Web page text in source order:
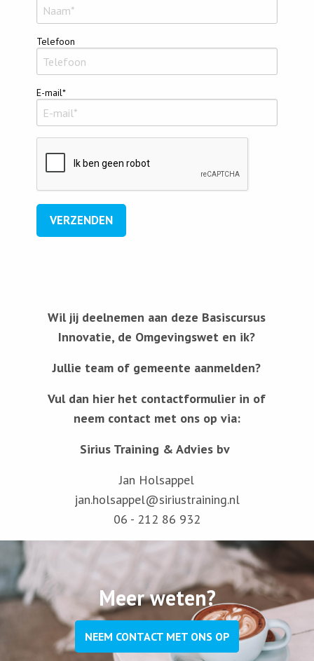
Telefoon
E-mail*
Wil jij deelnemen aan deze Basiscursus
Innovatie, de Omgevingswet en ik?
Jullie team of gemeente aanmelden?
Vul dan hier het contactformulier in of
neem contact met ons op via:
Sirius Training & Advies bv
Jan Holsappel
jan.holsappel@siriustraining.nl
06 - 212 86 932
Meer weten?
NEEM CONTACT MET ONS OP